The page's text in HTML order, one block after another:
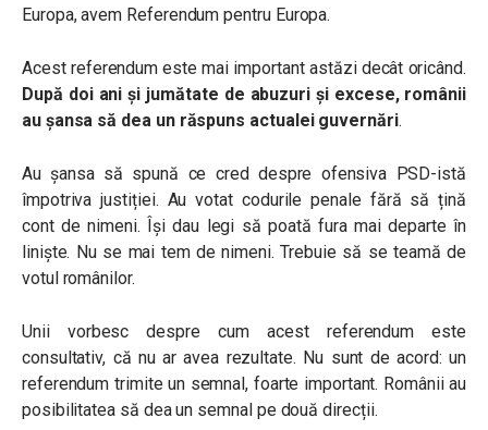
Europa, avem Referendum pentru Europa.
Acest referendum este mai important astăzi decât oricând.
După doi ani și jumătate de abuzuri și excese, românii
au șansa să dea un răspuns actualei guvernări.
Au șansa să spună ce cred despre ofensiva PSD-istă
împotriva justiției. Au votat codurile penale fără să țină
cont de nimeni. Își dau legi să poată fura mai departe în
liniște. Nu se mai tem de nimeni. Trebuie să se teamă de
votul românilor.
Unii vorbesc despre cum acest referendum este
consultativ, că nu ar avea rezultate. Nu sunt de acord: un
referendum trimite un semnal, foarte important. Românii au
posibilitatea să dea un semnal pe două direcții.